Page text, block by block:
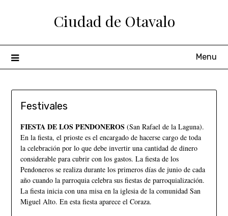
Ciudad de Otavalo
Menu
Festivales
FIESTA DE LOS PENDONEROS (San Rafael de la Laguna).
En la fiesta, el prioste es el encargado de hacerse cargo de toda
la celebración por lo que debe invertir una cantidad de dinero
considerable para cubrir con los gastos. La fiesta de los
Pendoneros se realiza durante los primeros días de junio de cada
año cuando la parroquia celebra sus fiestas de parroquialización.
La fiesta inicia con una misa en la iglesia de la comunidad San
Miguel Alto. En esta fiesta aparece el Coraza.